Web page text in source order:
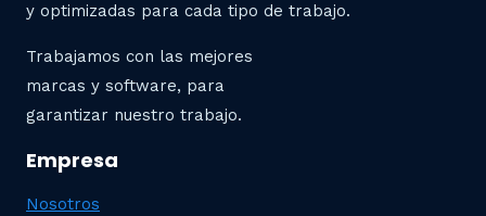
y optimizadas para cada tipo de trabajo.
Trabajamos con las mejores
marcas y software, para
garantizar nuestro trabajo.
Empresa
Nosotros